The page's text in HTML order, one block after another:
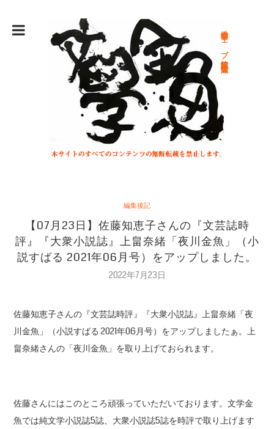
総合文学ウェブ情報誌 文学金魚
編集後記
【07月23日】佐藤知恵子さんの『文芸誌時
評』『大衆小説誌』上畠奈緒「夜川金魚」（小
説すばる 2021年06月号）をアップしました。
2022年7月23日
佐藤知恵子さんの『文芸誌時評』『大衆小説誌』上畠奈緒「夜
川金魚」（小説すばる 2021年06月号）をアップしましたぁ。上
畠奈緒さんの「夜川金魚」を取り上げておられます。
佐藤さんにはこのところ頑張っていただいております。文学金
魚では純文学小説誌5誌、大衆小説誌5誌を時評で取り上げます